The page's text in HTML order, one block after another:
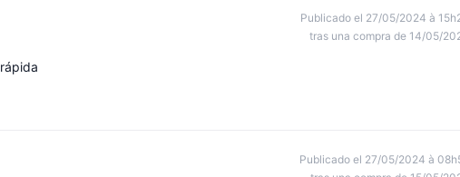
Publicado el 27/05/2024 à
tras una compra de 14/05/
Publicado el 27/05/2024 à